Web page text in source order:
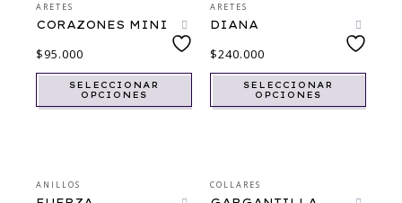
ARETES
CORAZONES MINI
$95.000
SELECCIONAR
OPCIONES
ARETES
DIANA
$240.000
SELECCIONAR
OPCIONES
ANILLOS COLLARES